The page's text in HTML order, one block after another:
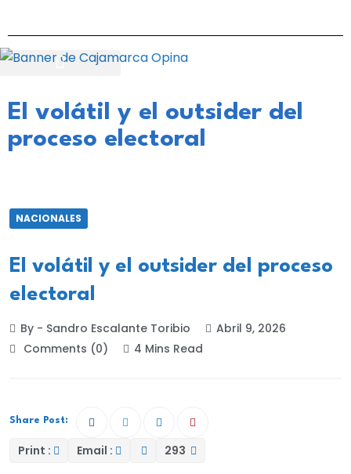
El volátil y el outsider del
proceso electoral
NACIONALES
El volátil y el outsider del proceso
electoral
By - Sandro Escalante Toribio
Abril 9, 2026
Comments (0)
4 Mins Read
Share Post:
Print : Email : 293